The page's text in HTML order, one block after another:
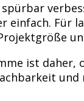
einfach. Für
ist